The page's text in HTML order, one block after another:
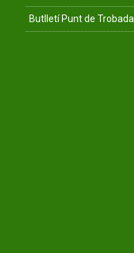
Butlletí Punt de Trobada